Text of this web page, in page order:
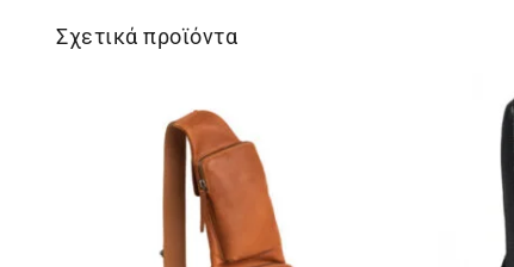
Σχετικά προϊόντα